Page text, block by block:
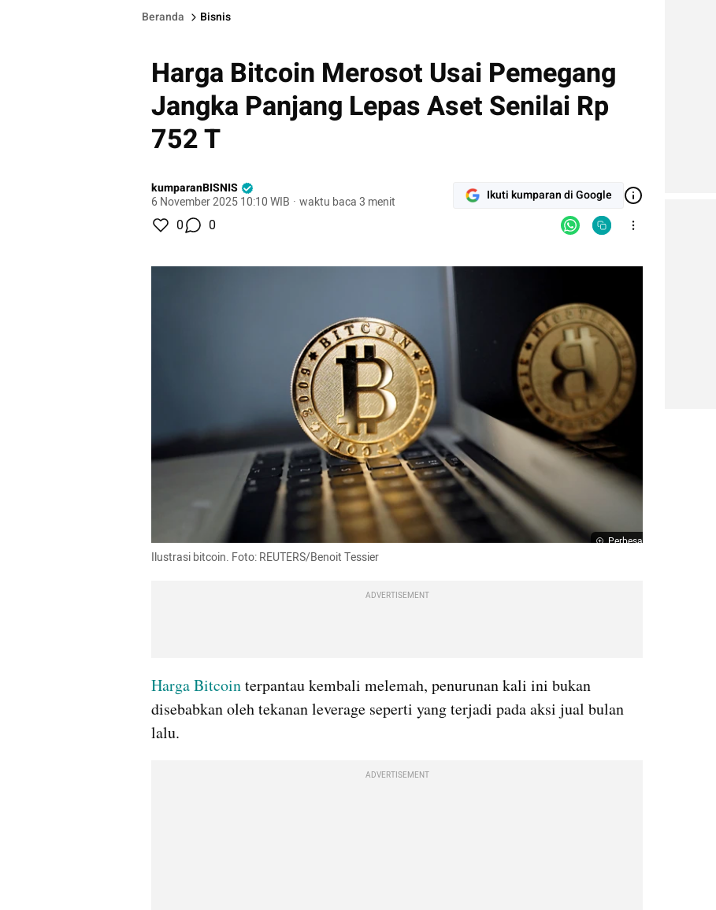
Beranda Bisnis
Harga Bitcoin Merosot Usai Pemegang
Jangka Panjang Lepas Aset Senilai Rp
752 T
kumparanBISNIS
6 November 2025 10:10 WIB · waktu baca 3 menit Ikuti kumparan di Google
0 0
Perbesar
Ilustrasi bitcoin. Foto: REUTERS/Benoit Tessier
ADVERTISEMENT
HargaBitcoin terpantau kembali melemah, penurunan kali ini bukan
disebabkan oleh tekanan leverage seperti yang terjadi pada aksi jual bulan
lalu.
ADVERTISEMENT